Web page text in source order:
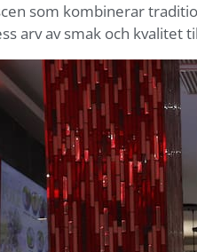
som kombinerar
arv av smak och kvalitet